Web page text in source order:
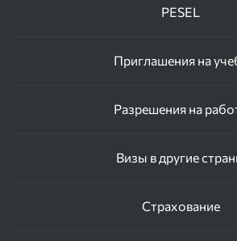
PESEL
Визы в другие
Приглашения на
Страхование
Разрешения на